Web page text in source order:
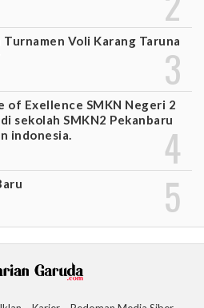
Voli Karang Taruna
of Exellence SMKN Negeri 2
sekolah SMKN2 Pekanbaru
indonesia.